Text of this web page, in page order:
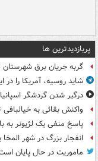
پربازدیدترین ها
گربه جریان برق شهرستان
شاید روسیه، آمریکا را در
درگیر شدن گردشگر
واکنش بقائی به خیالبافی
پاسخ منفی یک لژیونر به
انفجار بزرگ در شهر
ماموریت در حال پایان